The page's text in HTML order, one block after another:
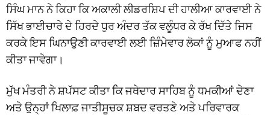
ਸਿੰਘ ਮਾਨ ਨੇ ਕਿਹਾ ਕਿ ਅਕਾਲੀ ਲੀਡਰਸ਼ਿਪ ਦੀ ਹਾਲੀਆ ਕਾਰਵਾਈ ਨੇ
ਸਿੱਖ ਭਾਈਚਾਰੇ ਦੇ ਹਿਰਦੇ ਧੁਰ ਅੰਦਰ ਤੱਕ ਵਲੂੰਧਰ ਕੇ ਰੱਖ ਦਿੱਤੇ ਜਿਸ
ਕਰਕੇ ਇਸ ਘਿਨਾਉਣੀ ਕਾਰਵਾਈ ਲਈ ਜ਼ਿੰਮੇਵਾਰ ਲੋਕਾਂ ਨੂੰ ਮੁਆਫ ਨਹੀਂ
ਕੀਤਾ ਜਾਵੇਗਾ।
ਮੁੱਖ ਮੰਤਰੀ ਨੇ ਸ਼ਪੱਸਟ ਕੀਤਾ ਕਿ ਜਥੇਦਾਰ ਸਾਹਿਬ ਨੂੰ ਧਮਕੀਆਂ ਦੇਣਾ
ਅਤੇ ਉਨ੍ਹਾਂ ਖਿਲਾਫ਼ ਜਾਤੀਸੂਚਕ ਸ਼ਬਦ ਵਰਤਣੇ ਅਤੇ ਪਰਿਵਾਰਕ